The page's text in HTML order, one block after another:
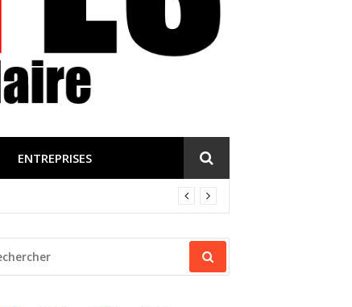
engagée
ENTREPRISES